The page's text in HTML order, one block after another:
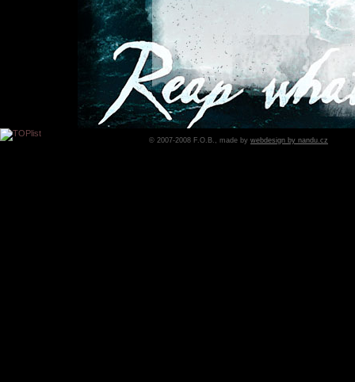
© 2007-2008 F.O.B., made by webdesign by nandu.cz